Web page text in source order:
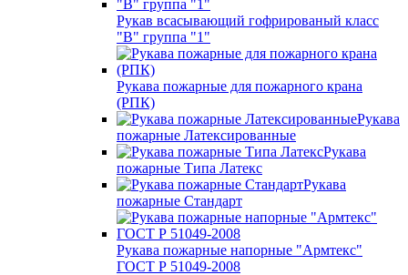
Рукав всасывающий гофрированый класс
"В" группа "1"
Рукава пожарные для пожарного крана
(РПК)
Рукава
пожарные Латексированные
Рукава
пожарные Типа Латекс
Рукава
пожарные Стандарт
Рукава пожарные напорные "Армтекс"
ГОСТ Р 51049-2008